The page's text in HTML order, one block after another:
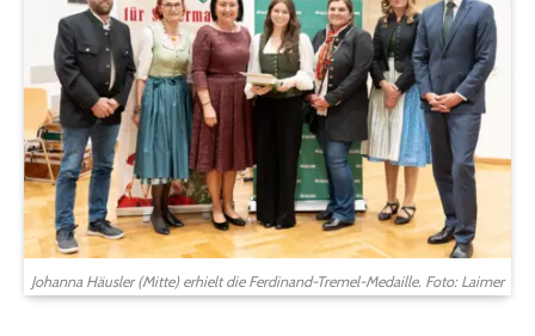
Johanna Häusler (Mitte) erhielt die Ferdinand-Tremel-Medaille. Foto: Laimer